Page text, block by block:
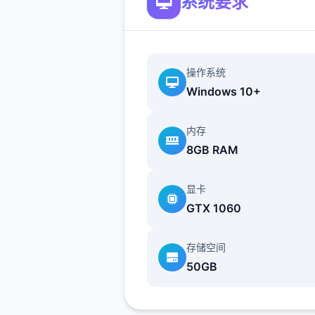
括网关源码和GM工具源码。
版次还配有手机端文件（有兴
行研究）。 ！
[新增]新增会员卡功能共享仓库
项，优化成可携带二个.
操作系统
Windows 10+
内存
8GB RAM
显卡
GTX 1060
存储空间
50GB